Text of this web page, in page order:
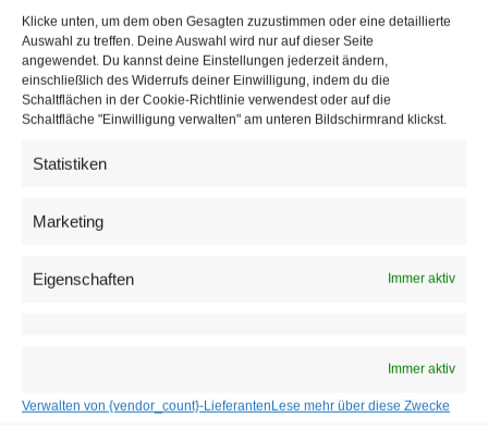
Klicke unten, um dem oben Gesagten zuzustimmen oder eine detaillierte
Auswahl zu treffen. Deine Auswahl wird nur auf dieser Seite
angewendet. Du kannst deine Einstellungen jederzeit ändern,
einschließlich des Widerrufs deiner Einwilligung, indem du die
Schaltflächen in der Cookie-Richtlinie verwendest oder auf die
Schaltfläche "Einwilligung verwalten" am unteren Bildschirmrand klickst.
Statistiken
Marketing
Eigenschaften Immer aktiv
Immer aktiv
Verwalten von {vendor_count}-LieferantenLese mehr über diese Zwecke
gesetzlich verankert, dass es einen Lockdown nur geben
könnte, wenn der Hauptausschuss (des Nationalrates,
Anm.) zustimmt und ein Zusammenbruchdes
österreichischen Gesundheitssystems droht. Wir setzen
alle Maßnahmen, dass wir einen Lockdown verhindern
können.”